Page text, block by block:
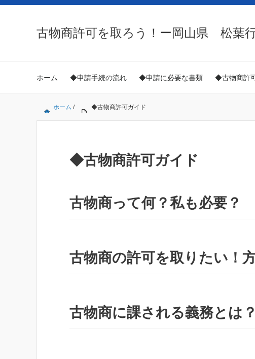
古物商許可を取ろう！ー岡山県 松葉
ホーム ◆申請手続の流れ ◆申請に必要な書類 ◆古物商許
ホーム / ◆古物商許可ガイド
◆古物商許可ガイド
古物商って何？私も必要？
古物商の許可を取りたい！
古物商に課される義務とは